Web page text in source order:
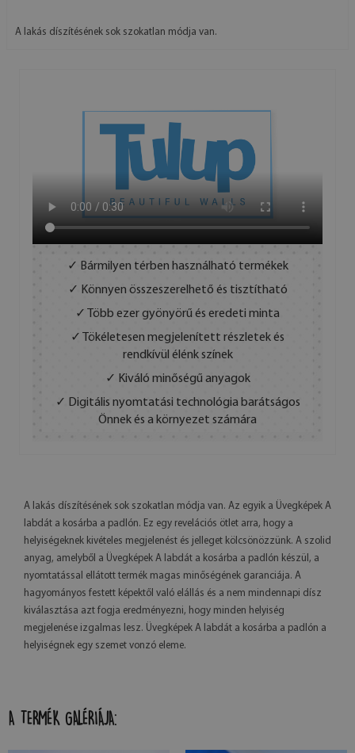
A lakás díszítésének sok szokatlan módja van.
✓ Bármilyen térben használható termékek
✓ Könnyen összeszerelhető és tisztítható
✓ Több ezer gyönyörű és eredeti minta
✓ Tökéletesen megjelenített részletek és
rendkívül élénk színek
✓ Kiváló minőségű anyagok
✓ Digitális nyomtatási technológia barátságos
Önnek és a környezet számára
A lakás díszítésének sok szokatlan módja van. Az egyik a Üvegképek A
labdát a kosárba a padlón. Ez egy revelációs ötlet arra, hogy a
helyiségeknek kivételes megjelenést és jelleget kölcsönözzünk. A szolid
anyag, amelyből a Üvegképek A labdát a kosárba a padlón készül, a
nyomtatással ellátott termék magas minőségének garanciája. A
hagyományos festett képektől való elállás és a nem mindennapi dísz
kiválasztása azt fogja eredményezni, hogy minden helyiség
megjelenése izgalmas lesz. Üvegképek A labdát a kosárba a padlón a
helyiségnek egy szemet vonzó eleme.
A TERMÉK GALÉRIÁJA: